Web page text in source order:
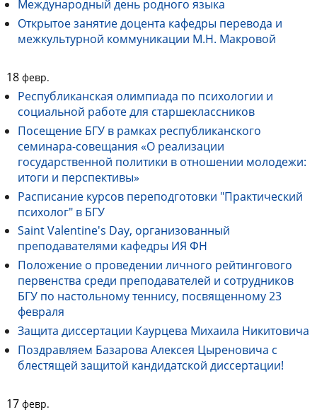
Международный день родного языка
Открытое занятие доцента кафедры перевода и
межкультурной коммуникации М.Н. Макровой
18 февр.
Республиканская олимпиада по психологии и
социальной работе для старшеклассников
Посещение БГУ в рамках республиканского
семинара-совещания «О реализации
государственной политики в отношении молодежи:
итоги и перспективы»
Расписание курсов переподготовки "Практический
психолог" в БГУ
Saint Valentine's Day, организованный
преподавателями кафедры ИЯ ФН
Положение о проведении личного рейтингового
первенства среди преподавателей и сотрудников
БГУ по настольному теннису, посвященному 23
февраля
Защита диссертации Каурцева Михаила Никитовича
Поздравляем Базарова Алексея Цыреновича с
блестящей защитой кандидатской диссертации!
17 февр.